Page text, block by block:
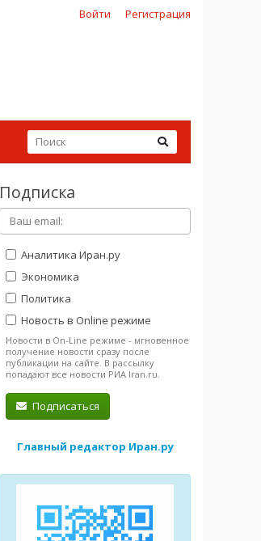
Войти Регистрация
Подписка
Аналитика Иран.ру
Экономика
Политика
Новость в Online режиме
Новости в On-Line режиме - мгновенное
получение новости сразу после
публикации на сайте. В рассылку
попадают все новости РИА Iran.ru.
Подписаться
Главный редактор Иран.ру